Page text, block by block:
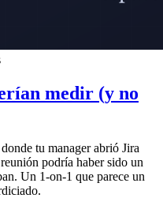
medir (y no
tu manager abrió Jira
podría haber sido un
Un 1-on-1 que parece un